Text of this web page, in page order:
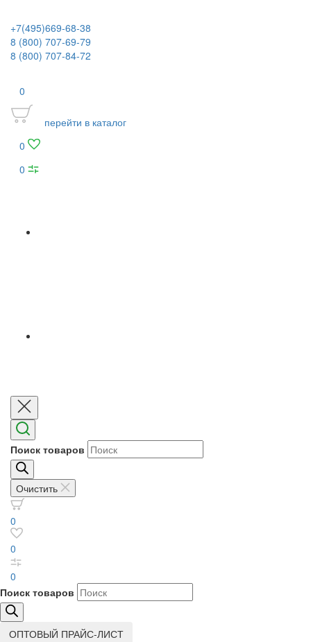
+7(495)669-68-38
8 (800) 707-69-79
8 (800) 707-84-72
0
перейти в каталог
0
0
Поиск товаров
Очистить
0
0
0
Поиск товаров
ОПТОВЫЙ ПРАЙС-ЛИСТ